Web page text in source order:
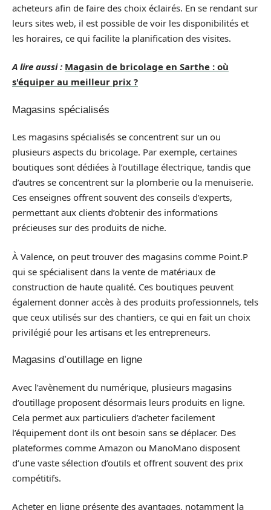
acheteurs afin de faire des choix éclairés. En se rendant sur
leurs sites web, il est possible de voir les disponibilités et
les horaires, ce qui facilite la planification des visites.
A lire aussi : Magasin de bricolage en Sarthe : où
s'équiper au meilleur prix ?
Magasins spécialisés
Les magasins spécialisés se concentrent sur un ou
plusieurs aspects du bricolage. Par exemple, certaines
boutiques sont dédiées à l’outillage électrique, tandis que
d’autres se concentrent sur la plomberie ou la menuiserie.
Ces enseignes offrent souvent des conseils d’experts,
permettant aux clients d’obtenir des informations
précieuses sur des produits de niche.
À Valence, on peut trouver des magasins comme Point.P
qui se spécialisent dans la vente de matériaux de
construction de haute qualité. Ces boutiques peuvent
également donner accès à des produits professionnels, tels
que ceux utilisés sur des chantiers, ce qui en fait un choix
privilégié pour les artisans et les entrepreneurs.
Magasins d’outillage en ligne
Avec l’avènement du numérique, plusieurs magasins
d’outillage proposent désormais leurs produits en ligne.
Cela permet aux particuliers d’acheter facilement
l’équipement dont ils ont besoin sans se déplacer. Des
plateformes comme Amazon ou ManoMano disposent
d’une vaste sélection d’outils et offrent souvent des prix
compétitifs.
Acheter en ligne présente des avantages, notamment la